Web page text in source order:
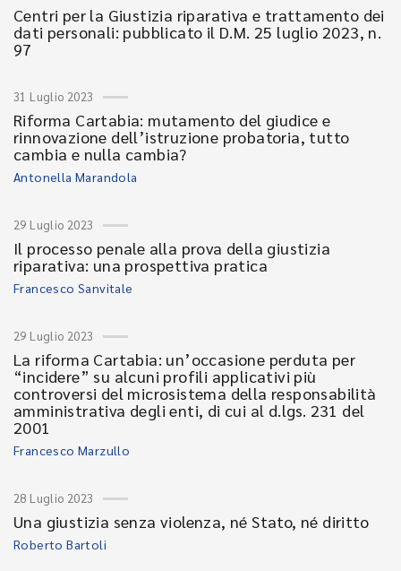
Centri per la Giustizia riparativa e trattamento dei
dati personali: pubblicato il D.M. 25 luglio 2023, n.
97
31 Luglio 2023
Riforma Cartabia: mutamento del giudice e
rinnovazione dell’istruzione probatoria, tutto
cambia e nulla cambia?
Antonella Marandola
29 Luglio 2023
Il processo penale alla prova della giustizia
riparativa: una prospettiva pratica
Francesco Sanvitale
29 Luglio 2023
La riforma Cartabia: un’occasione perduta per
“incidere” su alcuni profili applicativi più
controversi del microsistema della responsabilità
amministrativa degli enti, di cui al d.lgs. 231 del
2001
Francesco Marzullo
28 Luglio 2023
Una giustizia senza violenza, né Stato, né diritto
Roberto Bartoli